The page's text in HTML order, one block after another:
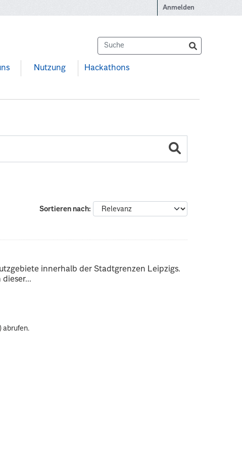
Anmelden
Nutzung Hackathons
Sortieren nach
innerhalb der Stadtgrenzen Leipzigs.
) abrufen.